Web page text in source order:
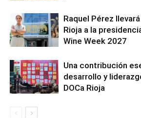
Raquel Pérez
Rioja a la
Wine Week 2027
Una contribución
desarrollo y
DOCa Rioja